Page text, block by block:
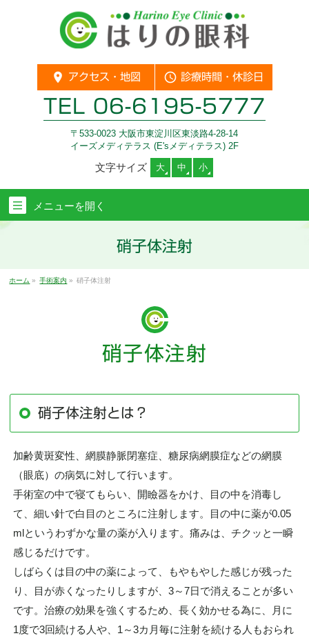
location_on アクセス・地図 query_builder 診療時間・休診日
TEL 06-6195-5777
〒533-0023 大阪市東淀川区東淡路4-28-14
イーズメディテラス (E'sメディテラス) 2F
文字サイズ 大 中 小
メニューを開く
硝子体注射
ホーム » 手術案内 » 硝子体注射
硝子体注射
硝子体注射とは？
加齢黄斑変性、網膜静脈閉塞症、糖尿病網膜症などの網膜
（眼底）の病気に対して行います。
手術室の中で寝てもらい、開瞼器をかけ、目の中を消毒し
て、細い針で白目のところに注射します。目の中に薬が0.05
mlというわずかな量の薬が入ります。痛みは、チクッと一瞬
感じるだけです。
しばらくは目の中の薬によって、もやもやした感じが残った
り、目が赤くなったりしますが、3～7日で消えることが多い
です。治療の効果を強くするため、長く効かせる為に、月に
1度で3回続ける人や、1～3カ月毎に注射を続ける人もおられ